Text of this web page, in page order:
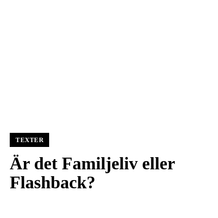
TEXTER
Är det Familjeliv eller
Flashback?